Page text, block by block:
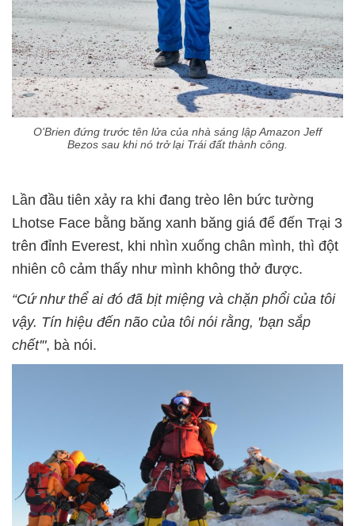
O'Brien đứng trước tên lửa của nhà sáng lập Amazon Jeff
Bezos sau khi nó trở lại Trái đất thành công.
Lần đầu tiên xảy ra khi đang trèo lên bức tường
Lhotse Face bằng băng xanh băng giá để đến Trại 3
trên đỉnh Everest, khi nhìn xuống chân mình, thì đột
nhiên cô cảm thấy như mình không thở được.
“Cứ như thể ai đó đã bịt miệng và chặn phổi của tôi
vậy. Tín hiệu đến não của tôi nói rằng, 'bạn sắp
chết'", bà nói.